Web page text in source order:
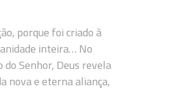
porque foi criado à
inteira… No
do Senhor, Deus revela
nova e eterna aliança,